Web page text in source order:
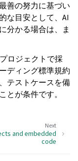
善の努力に基づい
な目安として、AI
分かる場合は、ま
ロジェクトで採
ディング標準規約
テストケースを備
とが条件です。
Next
and embedded
code